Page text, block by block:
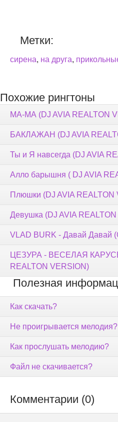
Метки:
сирена, на друга,
Похожие рингтоны
МА-МА (DJ AVIA REALTON
БАКЛАЖАН (DJ AVIA
Ты и Я навсегда (DJ AVIA
Алло барышня ( DJ AVIA
Плюшки (DJ AVIA REALTON
Девушка (DJ AVIA
VLAD BURK - Давай Давай
ЦЕЗУРА - ВЕСЕЛАЯ
REALTON VERSION)
Полезная
Как скачать?
Не проигрывается мелодия?
Как прослушать мелодию?
Файл не скачивается?
Комментарии (0)